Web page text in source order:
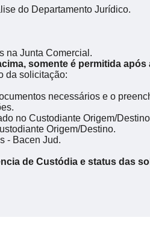
do Departamento Jurídico.
na Junta Comercial.
somente é permitida
da solicitação:
necessários e o
no Custodiante Origem/
Origem/Destino.
- Bacen Jud.
de Custódia e status das